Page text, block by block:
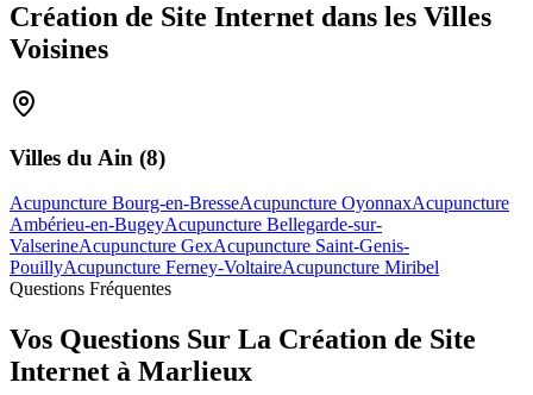
Création de Site Internet dans les Villes
Voisines
Villes du Ain (8)
Acupuncture Bourg-en-BresseAcupuncture OyonnaxAcupuncture
Ambérieu-en-BugeyAcupuncture Bellegarde-sur-
ValserineAcupuncture GexAcupuncture Saint-Genis-
PouillyAcupuncture Ferney-VoltaireAcupuncture Miribel
Questions Fréquentes
Vos Questions Sur La Création de Site
Internet à Marlieux